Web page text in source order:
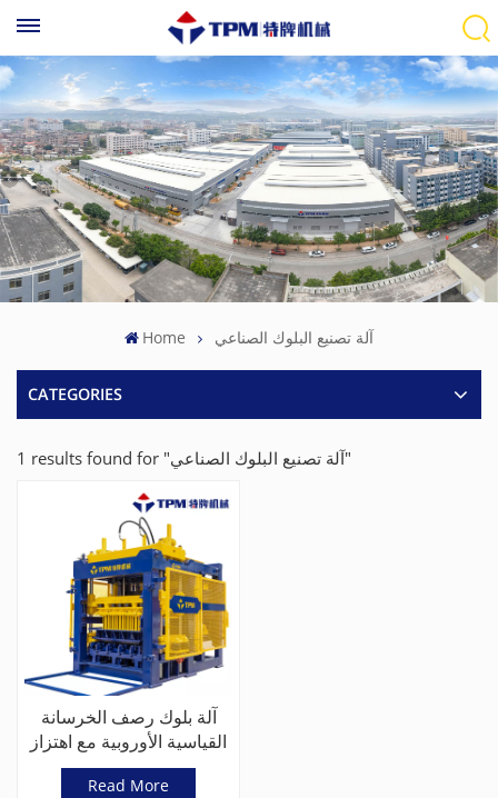
Home آلة تصنيع البلوك الصناعي
CATEGORIES
1 results found for "آلة تصنيع البلوك الصناعي"
آلة بلوك رصف الخرسانة
القياسية الأوروبية مع اهتزاز
مؤازر
Read More